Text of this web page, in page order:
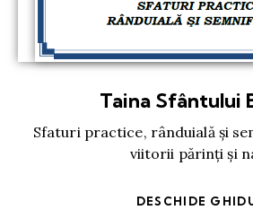
Taina Sfântului
Sfaturi practice, rânduială și
viitorii părinți și
DESCHIDE